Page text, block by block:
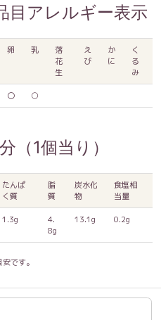
目アレルギー表示
卵 乳
落
花
生
え
び
か
に
く
る
み
〇 ○
（1個当り）
たんぱ
く質
脂
質
炭水化
物
食塩相
当量
1.3g
4.
8g
13.1g 0.2g
です。